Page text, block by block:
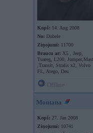
Kopš: 14. Aug 2008
No: Dobele
Ziņojumi: 11700
Braucu ar: X5 , Jeep,
Tuareg, L200,
,Transit, Stralis x2, Volvo
FL, Atego, Deu
Montana
Kopš: 27. Jan 2008
Ziņojumi: 10741